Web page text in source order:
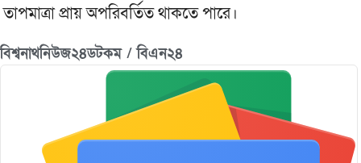
তাপমাত্রা প্রায় অপরিবর্তিত থাকতে পারে।
বিশ্বনাথনিউজ২৪ডটকম / বিএন২৪